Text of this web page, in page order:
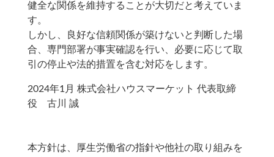
健全な関係を維持することが大切だと考えていま
す。
しかし、良好な信頼関係が築けないと判断した場
合、専門部署が事実確認を行い、必要に応じて取
引の停止や法的措置を含む対応をします。
2024年1月 株式会社ハウスマーケット 代表取締
役 古川 誠
本方針は、厚生労働省の指針や他社の取り組みを